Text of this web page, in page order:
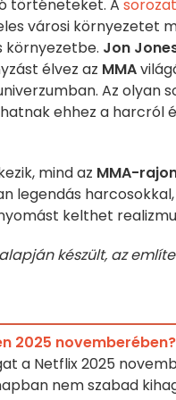
történeteket. A sorozat
városi környezetet
környezetbe. Jon
élvez az MMA
Az olyan
ehhez a harcról
mind az MMA-
legendás
kelthet
készült, az
2025 novemberében?
a Netflix 2025
nem szabad